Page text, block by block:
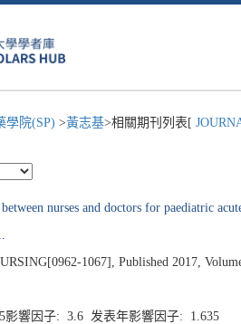
學院(SP) >黃志基>相關期刊列表[
nurses and doctors for paediatric
1067], Published 2017,
影響因子: 3.6 发表年影響因子: 1.635